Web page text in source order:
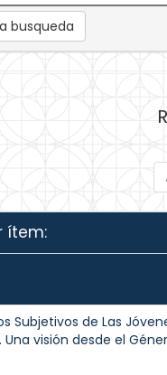
busqueda
ítem:
Subjetivos de Las
Una visión desde el